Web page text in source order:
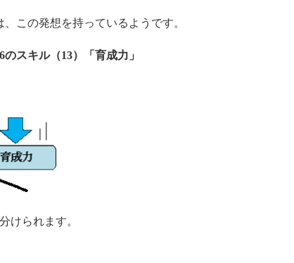
この発想を持っているようです。
スキル（13）「育成力」
けられます。